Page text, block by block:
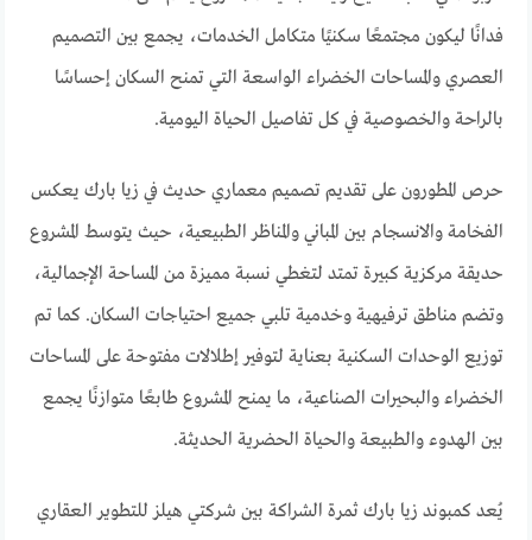
فدانًا ليكون مجتمعًا سكنيًا متكامل الخدمات، يجمع بين التصميم
العصري والمساحات الخضراء الواسعة التي تمنح السكان إحساسًا
بالراحة والخصوصية في كل تفاصيل الحياة اليومية.
حرص المطورون على تقديم تصميم معماري حديث في زيا بارك يعكس
الفخامة والانسجام بين المباني والمناظر الطبيعية، حيث يتوسط المشروع
حديقة مركزية كبيرة تمتد لتغطي نسبة مميزة من المساحة الإجمالية،
وتضم مناطق ترفيهية وخدمية تلبي جميع احتياجات السكان. كما تم
توزيع الوحدات السكنية بعناية لتوفير إطلالات مفتوحة على المساحات
الخضراء والبحيرات الصناعية، ما يمنح المشروع طابعًا متوازنًا يجمع
بين الهدوء والطبيعة والحياة الحضرية الحديثة.
يُعد كمبوند زيا بارك ثمرة الشراكة بين شركتي هيلز للتطوير العقاري